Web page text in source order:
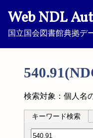
Web NDL
国立国会図書館典拠デ
検索対象：個人名
キーワード検索
分類記号検索